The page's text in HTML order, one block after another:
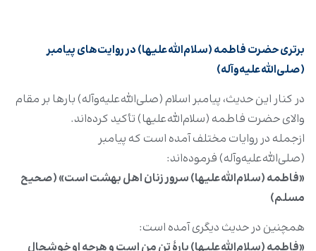
برتری حضرت فاطمه (سلام‌الله‌علیها) در روایت‌های پیامبر
(صلی‌الله‌علیه‌وآله)
در کنار این حدیث، پیامبر اسلام (صلی‌الله‌علیه‌وآله) بارها بر مقام
والای حضرت فاطمه (سلام‌الله‌علیها) تأکید کرده‌اند.
ازجمله در روایات مختلف آمده است که پیامبر
(صلی‌الله‌علیه‌وآله) فرموده‌اند:
«فاطمه (سلام‌الله‌علیها) سرور زنان اهل بهشت است» (صحیح
مسلم)
همچنین در حدیث دیگری آمده است: